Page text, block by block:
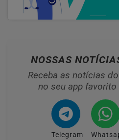
NOSSAS
Receba as notícias
no seu app favorito
Telegram